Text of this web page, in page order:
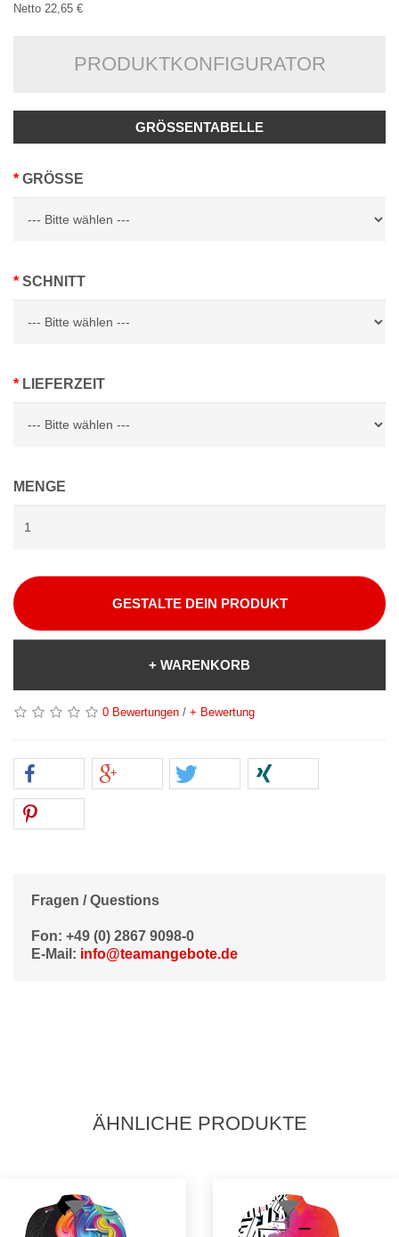
Netto 22,65 €
PRODUKTKONFIGURATOR
GRÖSSENTABELLE
GRÖSSE
SCHNITT
LIEFERZEIT
MENGE
GESTALTE DEIN PRODUKT
+ WARENKORB
0 Bewertungen / + Bewertung
Fragen / Questions
Fon: +49 (0) 2867 9098-0
E-Mail: info@teamangebote.de
ÄHNLICHE PRODUKTE